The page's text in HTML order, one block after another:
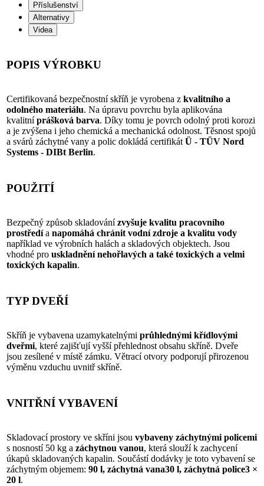
Příslušenství
Alternativy
Videa
POPIS VÝROBKU
Certifikovaná bezpečnostní skříň je vyrobena z kvalitního a
odolného materiálu. Na úpravu povrchu byla aplikována
kvalitníprášková barva. Díky tomu je povrch odolný proti korozi
a je zvýšena i jeho chemická a mechanická odolnost. Těsnost spojů
a svárů záchytné vany a polic dokládá certifikát Ü - TÜV Nord
Systems - DIBt Berlin.
POUŽITÍ
Bezpečný způsob skladovánízvyšuje kvalitu pracovního
prostředía napomáhá chránit vodní zdroje a kvalitu vody
například ve výrobních halách a skladových objektech. Jsou
vhodné pro uskladnění nehořlavých a také toxických a velmi
toxických kapalin.
TYP DVEŘÍ
Skříň je vybavena uzamykatelnými průhlednými křídlovými
dveřmi, které zajišťují vyšší přehlednost obsahu skříně. Dveře
jsou zesílené v místě zámku. Větrací otvory podporují přirozenou
výměnu vzduchu uvnitř skříně.
VNITŘNÍ VYBAVENÍ
Skladovací prostory ve skříni jsou vybaveny záchytnými policemi
s nosností 50 kg a záchytnou vanou, která slouží k zachycení
úkapů skladovaných kapalin. Součástí dodávky je toto vybavení se
záchytným objemem: 90 l, záchytná vana30 l, záchytná police3 ×
20 l.